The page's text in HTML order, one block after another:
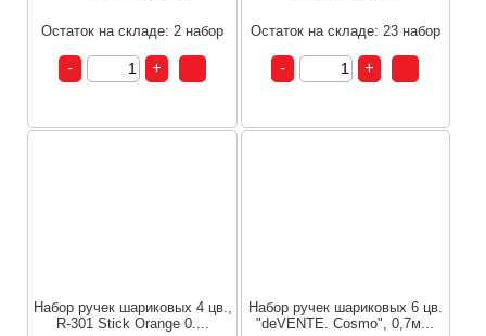
Остаток на складе: 2 набор Остаток на складе: 23 набор
Набор ручек шариковых 4 цв.,
R-301 Stick Orange 0....
Набор ручек шариковых 6 цв.
"deVENTE. Cosmo", 0,7м...